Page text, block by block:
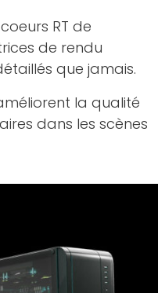
RT de
de rendu
que jamais.
la qualité
dans les scènes